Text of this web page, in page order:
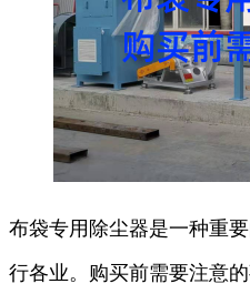
布袋专用除尘器是一种重
行各业。购买前需要注意